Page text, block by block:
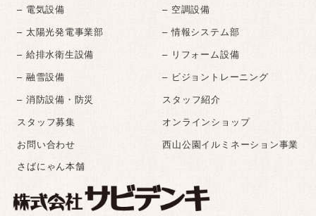
– 電気設備
– 空調設備
– 太陽光発電事業部
– 情報システム部
– 給排水衛生設備
– リフォーム設備
– 融雪設備
– ビジョントレーニング
– 消防設備・防災
スタッフ紹介
スタッフ募集
オンラインショップ
お問い合わせ
西山公園イルミネーション事業
さばにゃん本舗